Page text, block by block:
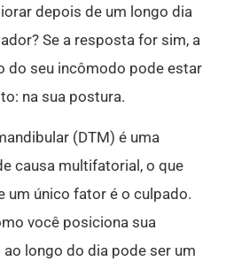
depois de um longo dia
Se a resposta for sim, a
do seu incômodo pode estar
na sua postura.
(DTM) é uma
causa multifatorial , o que
um único fator é o culpado.
você posiciona sua
longo do dia pode ser um